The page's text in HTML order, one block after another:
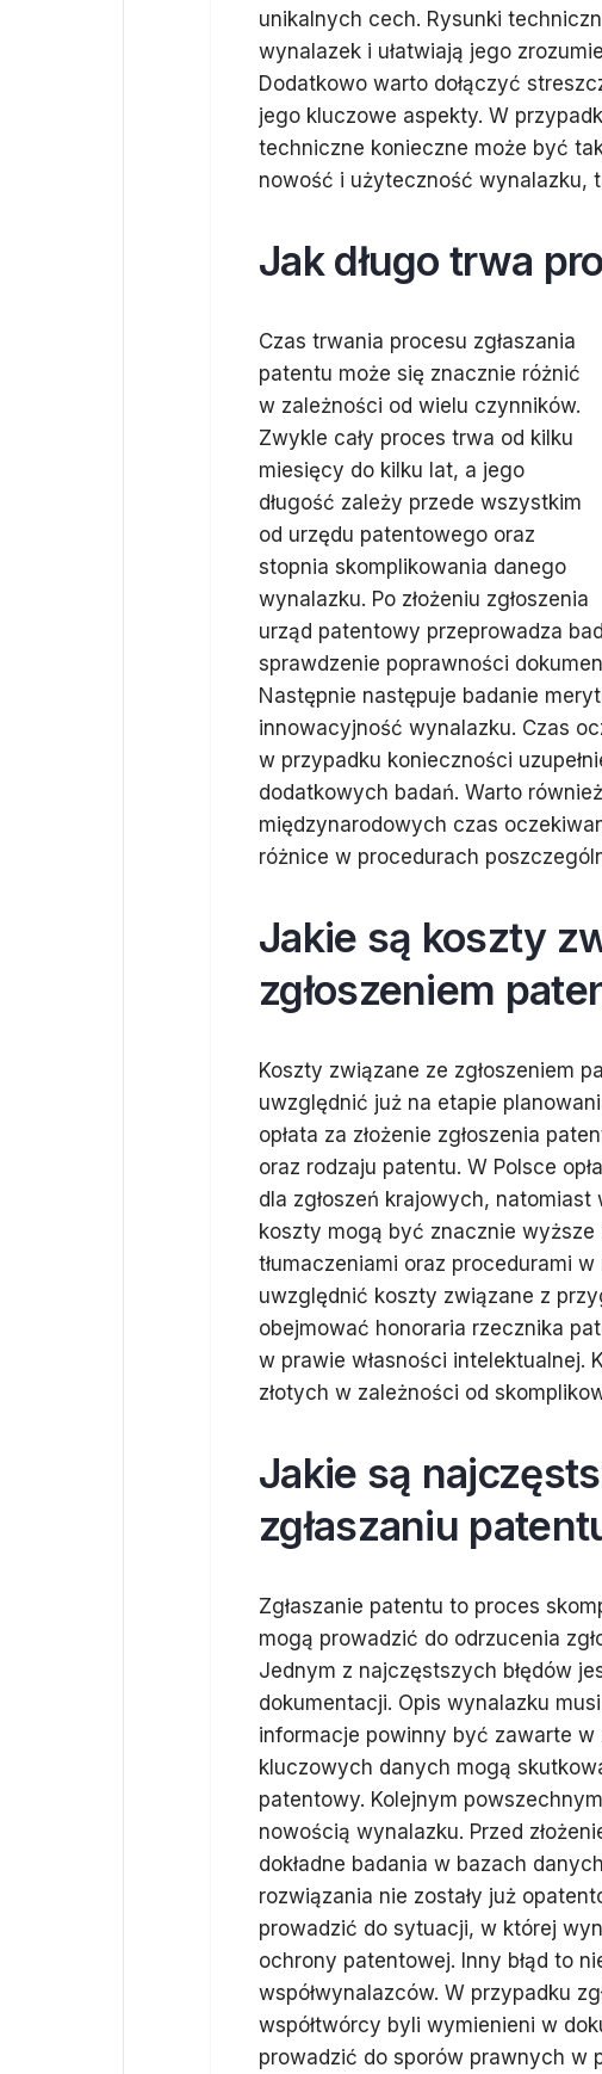
unikalnych cech. Rysunki
wynalazek i ułatwiają jego
Dodatkowo warto dołączyć
jego kluczowe aspekty. W
techniczne konieczne może być
nowość i użyteczność wynalazku,
Jak długo trwa
Czas trwania procesu zgłaszania
patentu może się znacznie różnić
w zależności od wielu czynników.
Zwykle cały proces trwa od kilku
miesięcy do kilku lat, a jego
długość zależy przede wszystkim
od urzędu patentowego oraz
stopnia skomplikowania danego
wynalazku. Po złożeniu zgłoszenia
urząd patentowy przeprowadza
sprawdzenie poprawności
Następnie następuje badanie
innowacyjność wynalazku. Czas
w przypadku konieczności
dodatkowych badań. Warto
międzynarodowych czas
różnice w procedurach
Jakie są koszty
zgłoszeniem
Koszty związane ze zgłoszeniem
uwzględnić już na etapie
opłata za złożenie zgłoszenia
oraz rodzaju patentu. W Polsce
dla zgłoszeń krajowych,
koszty mogą być znacznie
tłumaczeniami oraz procedurami
uwzględnić koszty związane z
obejmować honoraria rzecznika
w prawie własności
złotych w zależności od
Jakie są
zgłaszaniu
Zgłaszanie patentu to proces
mogą prowadzić do odrzucenia
Jednym z najczęstszych błędów
dokumentacji. Opis wynalazku
informacje powinny być zawarte w
kluczowych danych mogą
patentowy. Kolejnym
nowością wynalazku. Przed
dokładne badania w bazach
rozwiązania nie zostały już
prowadzić do sytuacji, w której
ochrony patentowej. Inny błąd to
współwynalazców. W przypadku
współtwórcy byli wymienieni w
prowadzić do sporów prawnych w